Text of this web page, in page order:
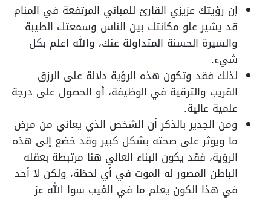
إن رؤيتك عزيزي القارئ للمباني المرتفعة في المنام
قد يشير علو مكانتك بين الناس وسمعتك الطيبة
والسيرة الحسنة المتداولة عنك، والله اعلم بكل
شيء.
لذلك فقد وتكون هذه الرؤية دلالة على الرزق
القريب والترقية في الوظيفة، أو الحصول على درجة
علمية عالية.
ومن الجدير بالذكر أن الشخص الذي يعاني من مرض
ما ويؤثر على صحته بشكل كبير وقد خضع إلى هذه
الرؤية، فقد يكون البناء العالي هنا مرتبطة بعقله
الباطن المصور له الموت في أي لحظة، ولكن لا أحد
في هذا الكون يعلم ما في الغيب سوا الله عز